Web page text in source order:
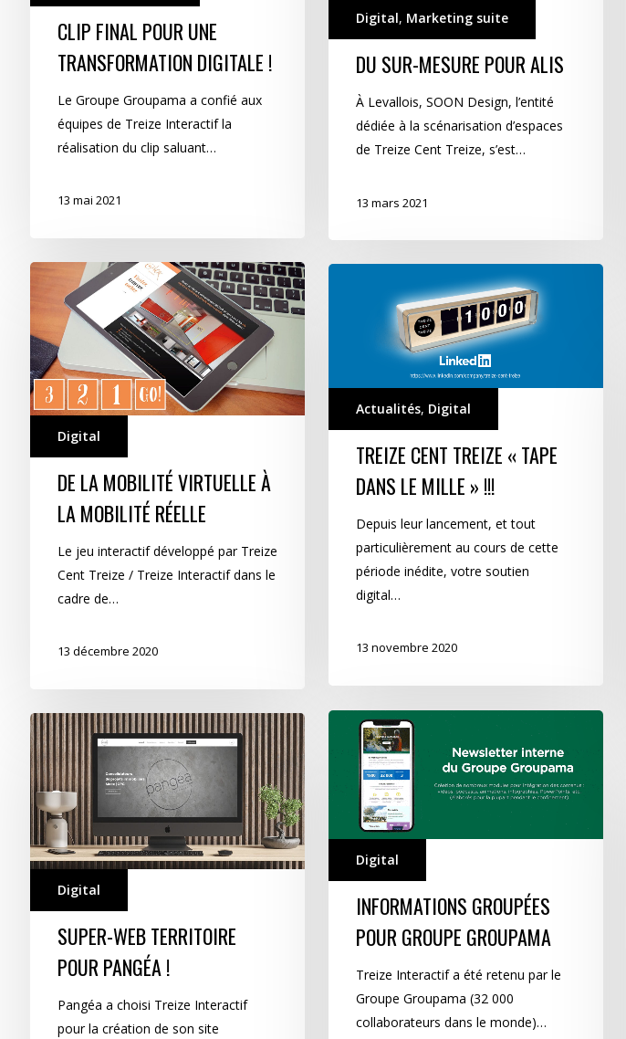
CLIP FINAL POUR UNE
TRANSFORMATION DIGITALE !
Le Groupe Groupama a confié aux
équipes de Treize Interactif la
réalisation du clip saluant…
13 mai 2021
Digital, Marketing suite
DU SUR-MESURE POUR ALIS
À Levallois, SOON Design, l’entité
dédiée à la scénarisation d’espaces
de Treize Cent Treize, s’est…
13 mars 2021
De
mobilité
virtuelle
à
la
mobilité
réelleDigital
DE LA MOBILITÉ VIRTUELLE À
LA MOBILITÉ RÉELLE
Le jeu interactif développé par Treize
Cent Treize / Treize Interactif dans le
cadre de…
13 décembre 2020
le
mille »Actualités, Digital
TREIZE CENT TREIZE « TAPE
DANS LE MILLE » !!!
Depuis leur lancement, et tout
particulièrement au cours de cette
période inédite, votre soutien
digital…
13 novembre 2020
Informations
groupées
Groupe
Groupama
Digital
INFORMATIONS GROUPÉES
POUR GROUPE GROUPAMA
Treize Interactif a été retenu par le
Groupe Groupama (32 000
collaborateurs dans le monde)…
Super-
web
territoire
pour
Pangéa
!
Digital
SUPER-WEB TERRITOIRE
POUR PANGÉA !
Pangéa a choisi Treize Interactif
pour la création de son site